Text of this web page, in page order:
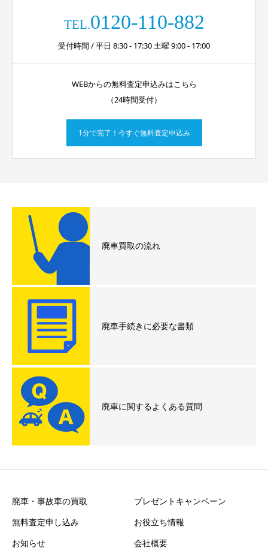
TEL.0120-110-882
受付時間 / 平日 8:30 - 17:30 土曜 9:00 - 17:00
WEBからの無料査定申込みはこちら
（24時間受付）
1分で完了！今すぐ無料査定申込み
廃車買取の流れ
廃車手続きに必要な書類
廃車に関するよくある質問
廃車・事故車の買取
プレゼントキャンペーン
無料査定申し込み
お役立ち情報
お知らせ
会社概要